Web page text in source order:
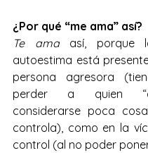
¿Por qué “me ama” así?
Te ama así, porque
autoestima está
persona agresora
perder a quien
considerarse poca
controla), como en la
control (al no poder